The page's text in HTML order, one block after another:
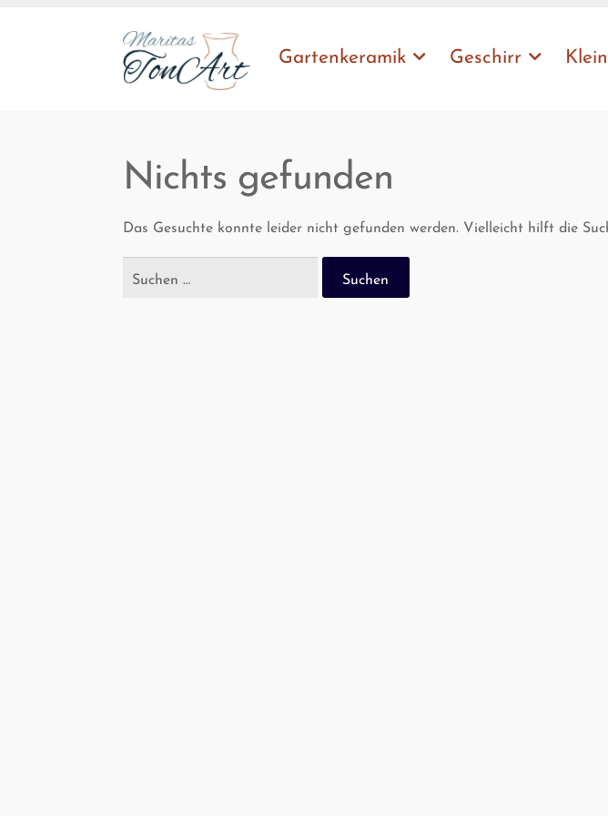
Zur
Navigation
springen
Zum
Inhalt
springen
Gar­ten­ke­ra­mik Geschirr
Nichts gefunden
Das Gesuchte konnte leider nicht gefunden werden. Vielleicht hilft die
Suchen
nach: